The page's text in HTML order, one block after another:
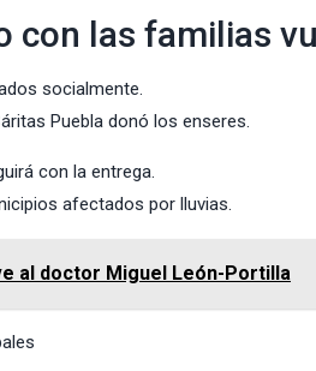
con las familias
socialmente.
Puebla donó los enseres.
con la entrega.
afectados por lluvias.
al doctor Miguel León-Portilla